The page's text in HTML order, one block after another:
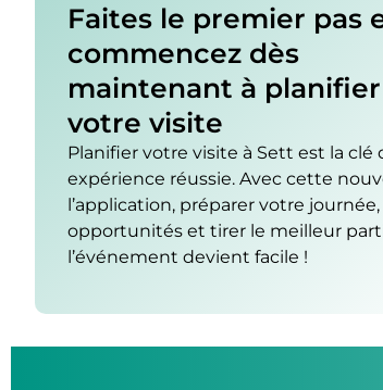
Faites le premier pas
commencez dès
maintenant à planifier
votre visite
Planifier votre visite à Sett est la clé
expérience réussie. Avec cette
l’application, préparer votre journée,
opportunités et tirer le meilleur
l’événement devient facile !